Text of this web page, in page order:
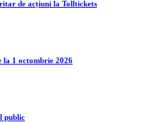
de acțiuni la Tolltickets
1 octombrie 2026
public